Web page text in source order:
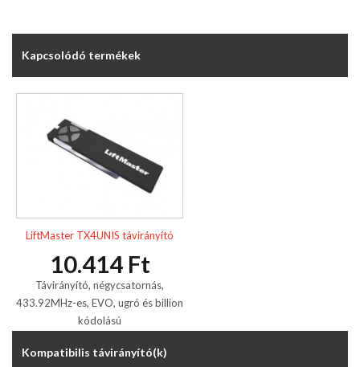
Kapcsolódó termékek
LiftMaster TX4UNIS távirányító
10.414 Ft
Távirányító, négycsatornás,
433.92MHz-es, EVO, ugró és billion
kódolású
Kompatibilis távirányító(k)